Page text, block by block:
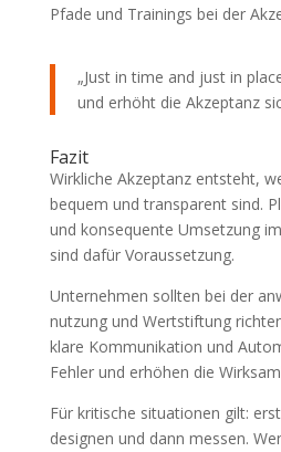
Pfade und Trainings bei der
„Just in time and just in
und erhöht die Akzeptanz
Fazit
Wirkliche Akzeptanz entsteht,
bequem und transparent sind.
und konsequente Umsetzung
sind dafür Voraussetzung.
Unternehmen sollten bei der
nutzung und Wertstiftung
klare Kommunikation und
Fehler und erhöhen die
Für kritische situationen gilt:
designen und dann messen.